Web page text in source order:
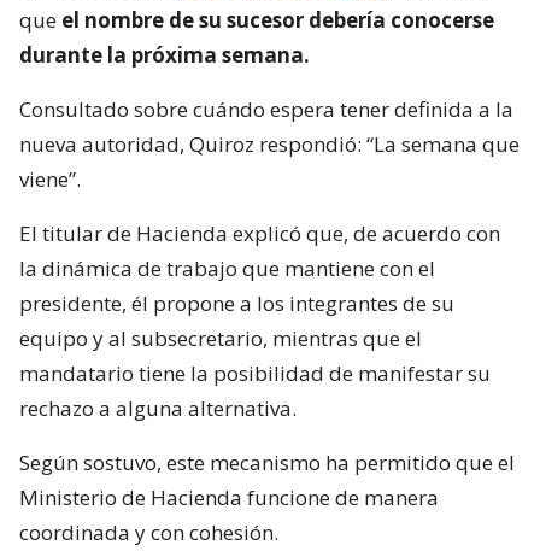
que el nombre de su sucesor debería conocerse
durante la próxima semana.
Consultado sobre cuándo espera tener definida a la
nueva autoridad, Quiroz respondió: “La semana que
viene”.
El titular de Hacienda explicó que, de acuerdo con
la dinámica de trabajo que mantiene con el
presidente, él propone a los integrantes de su
equipo y al subsecretario, mientras que el
mandatario tiene la posibilidad de manifestar su
rechazo a alguna alternativa.
Según sostuvo, este mecanismo ha permitido que el
Ministerio de Hacienda funcione de manera
coordinada y con cohesión.